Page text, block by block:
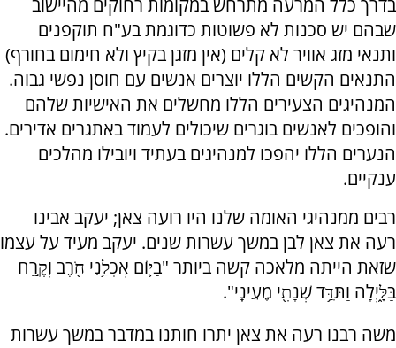
שבהם יש סכנות לא פשוטות כדוגמת בע"ח תוקפנים
ותנאי מזג אוויר לא קלים (אין מזגן בקיץ ולא חימום בחורף)
התנאים הקשים הללו יוצרים אנשים עם חוסן נפשי גבוה.
המנהיגים הצעירים הללו מחשלים את האישיות שלהם
והופכים לאנשים בוגרים שיכולים לעמוד באתגרים אדירים.
הנערים הללו יהפכו למנהיגים בעתיד ויובילו מהלכים
ענקיים.
רבים ממנהיגי האומה שלנו היו רועה צאן; יעקב אבינו
רעה את צאן לבן במשך עשרות שנים. יעקב מעיד על עצמו
שזאת הייתה מלאכה קשה ביותר "בַיּ֛וֹם אֲכָלַ֥נִי חֹ֖רֶב וְקֶ֣רַח
בַּלָּ֑יְלָה וַתִּדַּ֥ד שְׁנָתִ֖י מֵֽעֵינָֽי".
משה רבנו רעה את צאן יתרו חותנו במדבר במשך עשרות